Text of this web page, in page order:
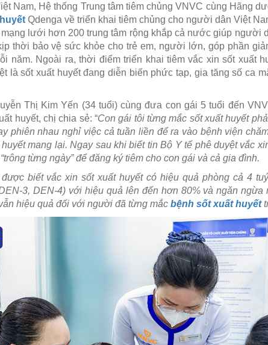
Nam, Hệ thống Trung tâm tiêm chủng VNVC cùng Hãng
Qdenga về triển khai tiêm chủng cho người dân Việt
mạng lưới hơn 200 trung tâm rộng khắp cả nước giúp người
thời bảo vệ sức khỏe cho trẻ em, người lớn, góp phần
năm. Ngoài ra, thời điểm triển khai tiêm vắc xin sốt xuất
là sốt xuất huyết đang diễn biến phức tạp, gia tăng số ca
Thị Kim Yến (34 tuổi) cùng đưa con gái 5 tuổi đến
huyết, chị chia sẻ: “Con gái tôi từng mắc sốt xuất huyết
phiên nhau nghỉ việc cả tuần liền để ra vào bệnh viện
mang lại. Ngay sau khi biết tin Bộ Y tế phê duyệt vắc
từng ngày” để đăng ký tiêm cho con gái và cả gia đình.
biết vắc xin sốt xuất huyết có hiệu quả phòng cả 4
3, DEN-4) với hiệu quả lên đến hơn 80% và ngăn ngừa
hiệu quả đối với người đã từng mắc bệnh sốt xuất huyết